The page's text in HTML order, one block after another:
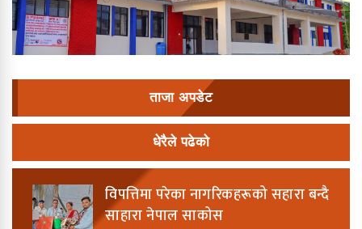
ताजा अपडेट
धेरैले पढेको
विपत्तिमा परेका नागरिकहरूको सहारा बन्दै
साहारा नेपाल साकोस